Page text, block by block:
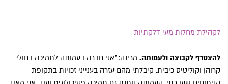
לקהילת מחלות מעי דלקתיות
להצטרף לקבוצה ולעמותה. מרינה: "אני חברה בעמותה לתמיכה בחולי
קרוהן וקוליטיס כיבית. קיבלתי מהם עזרה בענייני זכויות בתקופת